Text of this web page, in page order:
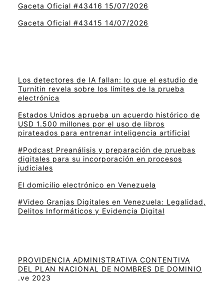
Gaceta Oficial #43416 15/07/2026
Gaceta Oficial #43415 14/07/2026
Los detectores de IA fallan: lo que el estudio de
Turnitin revela sobre los límites de la prueba
electrónica
Estados Unidos aprueba un acuerdo histórico de
USD 1.500 millones por el uso de libros
pirateados para entrenar inteligencia artificial
#Podcast Preanálisis y preparación de pruebas
digitales para su incorporación en procesos
judiciales
El domicilio electrónico en Venezuela
#Video Granjas Digitales en Venezuela: Legalidad,
Delitos Informáticos y Evidencia Digital
PROVIDENCIA ADMINISTRATIVA CONTENTIVA
DEL PLAN NACIONAL DE NOMBRES DE DOMINIO
.ve 2023